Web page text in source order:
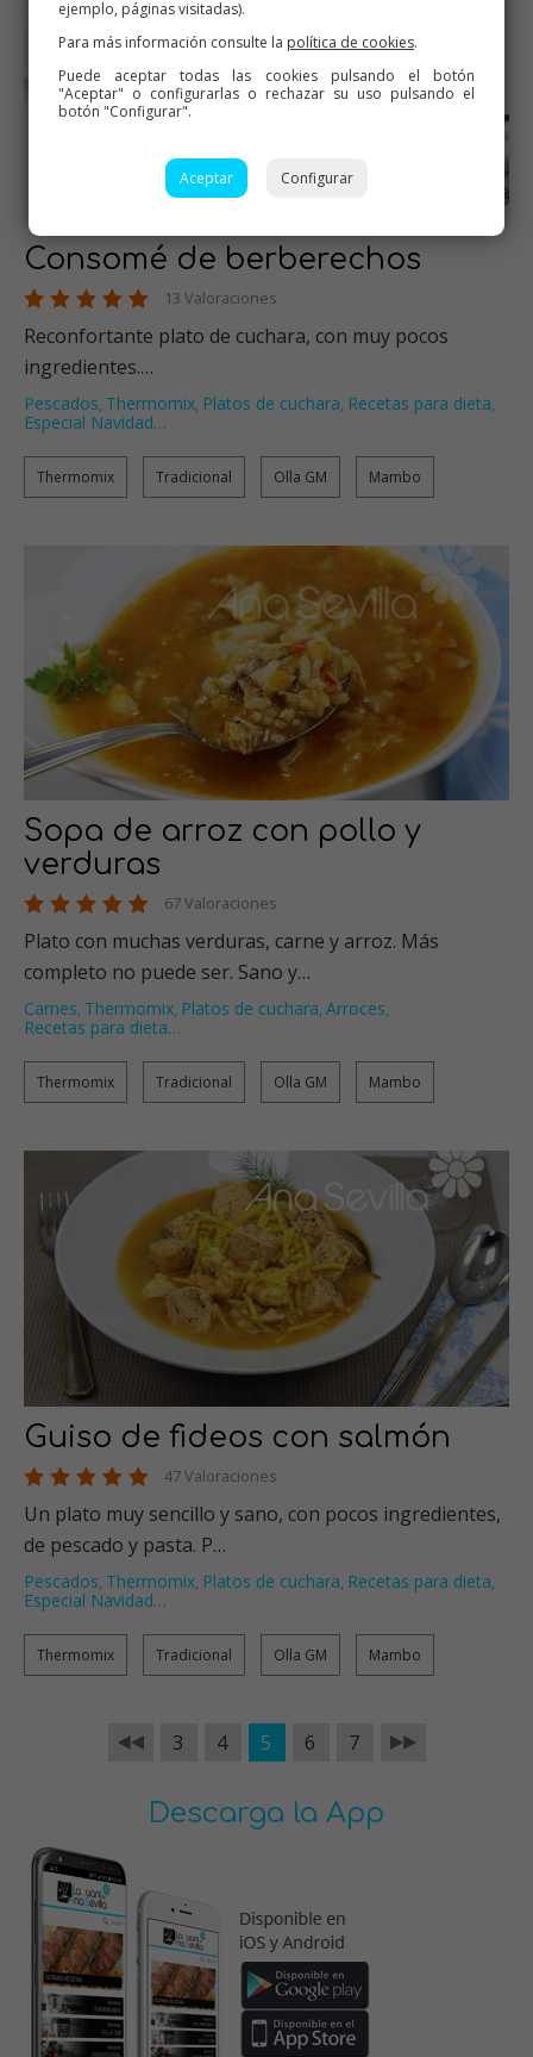
Consomé de berberechos
13 Valoraciones
Reconfortante plato de cuchara, con muy pocos
ingredientes.…
Pescados, Thermomix, Platos de cuchara, Recetas para dieta,
Especial Navidad…
Thermomix Tradicional Olla GM Mambo
Sopa de arroz con pollo y
verduras
67 Valoraciones
Plato con muchas verduras, carne y arroz. Más
completo no puede ser. Sano y…
Carnes, Thermomix, Platos de cuchara, Arroces,
Recetas para dieta…
Thermomix Tradicional Olla GM Mambo
Guiso de fideos con salmón
47 Valoraciones
Un plato muy sencillo y sano, con pocos ingredientes,
de pescado y pasta. P…
Pescados, Thermomix, Platos de cuchara, Recetas para dieta,
Especial Navidad…
Thermomix Tradicional Olla GM Mambo
3 4 5 6 7
Descarga la App
ejemplo, páginas visitadas).
Para más información consulte la política de cookies.
Puede aceptar todas las cookies pulsando el botón
"Aceptar" o configurarlas o rechazar su uso pulsando el
botón "Configurar".
Aceptar Configurar